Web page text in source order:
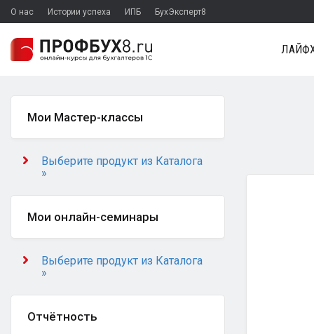
О нас Истории успеха ИПБ БухЭксперт8
Мои Мастер-классы
Выберите продукт из Каталога
»
Мои онлайн-семинары
Выберите продукт из Каталога
»
Отчётность